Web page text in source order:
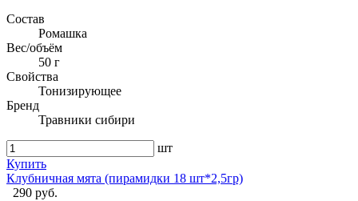
Состав
Ромашка
Вес/объём
50 г
Свойства
Тонизирующее
Бренд
Травники сибири
шт
Купить
Клубничная мята (пирамидки 18 шт*2,5гр)
290 руб.